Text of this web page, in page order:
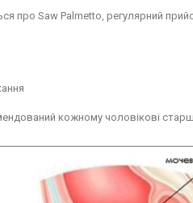
про Saw Palmetto, регулярний
кожному чоловікові